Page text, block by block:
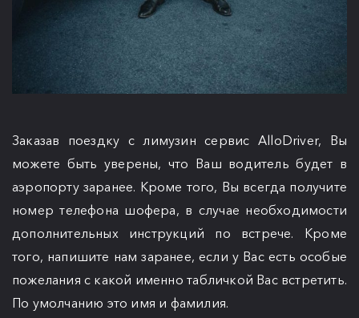
Заказав поездку с лимузин сервис AlloDriver, Вы
можете быть уверены, что Ваш водитель будет в
аэропорту заранее. Кроме того, Вы всегда получите
номер телефона шофера, в случае необходимости
дополнительных инструкций по встрече. Кроме
того, напишите нам заранее, если у Вас есть особые
пожелания с какой именно табличкой Вас встретить.
По умолчанию это имя и фамилия.